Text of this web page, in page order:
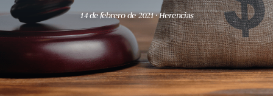
14 de febrero de 2021· Herencias